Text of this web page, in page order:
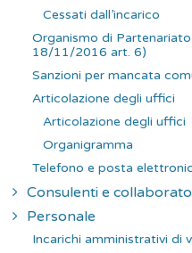
Cessati dall’incarico
Organismo di
18/11/2016 art. 6)
Sanzioni per mancata
Articolazione degli uffici
Articolazione degli uffici
Organigramma
Telefono e posta
Consulenti e
Personale
Incarichi amministrativi di